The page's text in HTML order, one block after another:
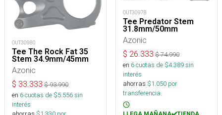
OUT30980
Tee The Rock Fat 35
Stem 34.9mm/45mm
Azonic
$ 33.333 $93.990
en 6cuotas de $5.556sin
interés
OUT30978
Tee Predator Stem
31.8mm/50mm
Azonic
$ 26.333 $74.990
en 6cuotas de $4.389sin
interés
ahorras $1.050 por
transferencia.